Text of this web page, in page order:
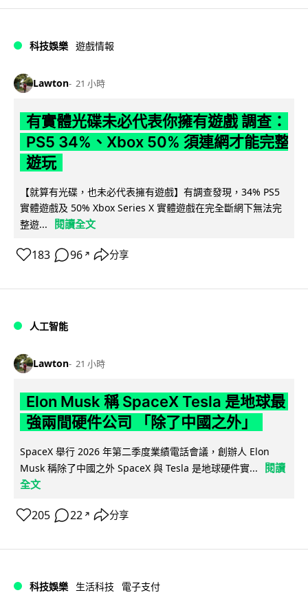
科技娛樂 遊戲情報
Lawton 21 小時
有實體光碟未必代表你擁有遊戲 調查：
PS5 34%、Xbox 50% 須連網才能完整
遊玩
【就算有光碟，也未必代表擁有遊戲】有調查發現，34% PS5
實體遊戲及 50% Xbox Series X 實體遊戲在完全斷網下無法完
整遊...
閱讀全文
183 96 ↗ 分享
人工智能
Lawton 21 小時
Elon Musk 稱 SpaceX Tesla 是地球最
強兩間硬件公司 「除了中國之外」
SpaceX 舉行 2026 年第二季度業績電話會議，創辦人 Elon
Musk 稱除了中國之外 SpaceX 與 Tesla 是地球硬件實...
閱讀
全文
205 22 ↗ 分享
科技娛樂 生活科技 電子支付